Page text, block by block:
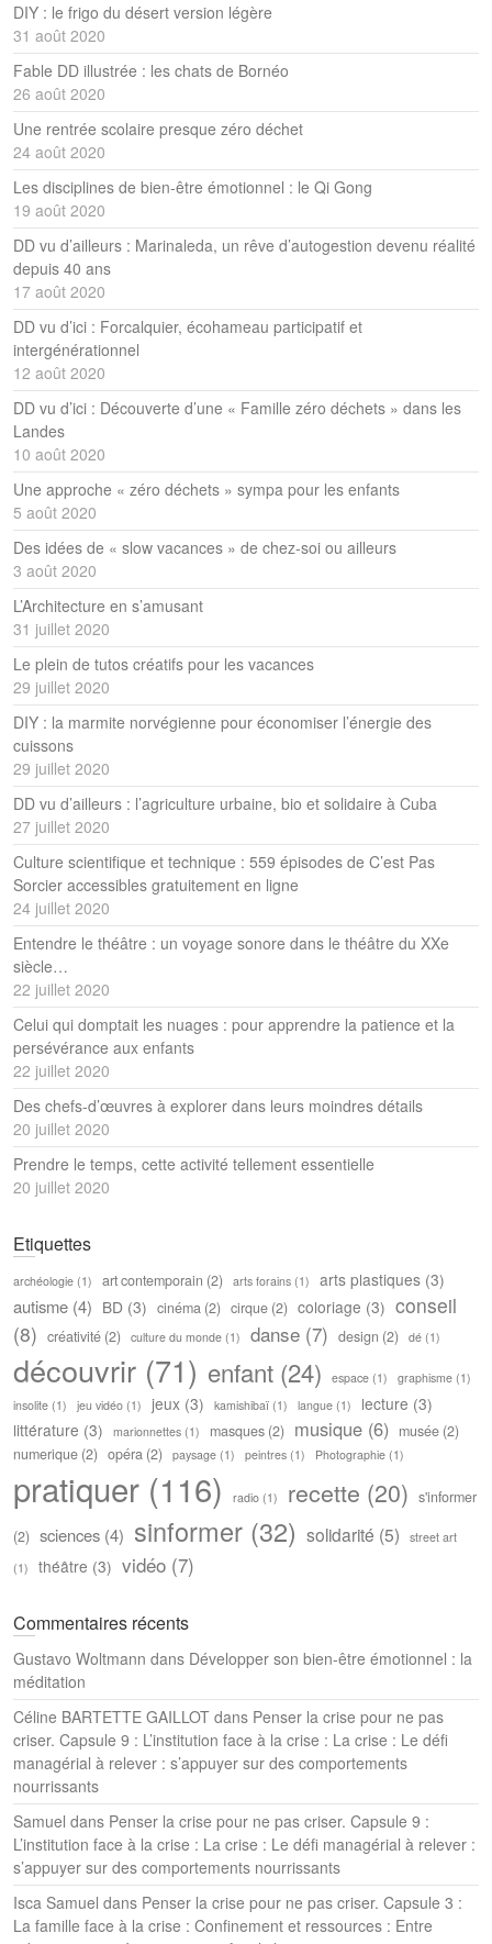
DIY : le frigo du désert version légère
31 août 2020
Fable DD illustrée : les chats de Bornéo
26 août 2020
Une rentrée scolaire presque zéro déchet
24 août 2020
Les disciplines de bien-être émotionnel : le Qi Gong
19 août 2020
DD vu d’ailleurs : Marinaleda, un rêve d’autogestion devenu réalité
depuis 40 ans
17 août 2020
DD vu d’ici : Forcalquier, écohameau participatif et
intergénérationnel
12 août 2020
DD vu d’ici : Découverte d’une « Famille zéro déchets » dans les
Landes
10 août 2020
Une approche « zéro déchets » sympa pour les enfants
5 août 2020
Des idées de « slow vacances » de chez-soi ou ailleurs
3 août 2020
L’Architecture en s’amusant
31 juillet 2020
Le plein de tutos créatifs pour les vacances
29 juillet 2020
DIY : la marmite norvégienne pour économiser l’énergie des
cuissons
29 juillet 2020
DD vu d’ailleurs : l’agriculture urbaine, bio et solidaire à Cuba
27 juillet 2020
Culture scientifique et technique : 559 épisodes de C’est Pas
Sorcier accessibles gratuitement en ligne
24 juillet 2020
Entendre le théâtre : un voyage sonore dans le théâtre du XXe
siècle…
22 juillet 2020
Celui qui domptait les nuages : pour apprendre la patience et la
persévérance aux enfants
22 juillet 2020
Des chefs-d’œuvres à explorer dans leurs moindres détails
20 juillet 2020
Prendre le temps, cette activité tellement essentielle
20 juillet 2020
Etiquettes
archéologie (1) art contemporain (2) arts forains (1) arts plastiques (3)
autisme (4) BD (3) cinéma (2) cirque (2) coloriage (3) conseil
(8) créativité (2) culture du monde (1) danse (7) design (2) dé (1)
découvrir (71) enfant (24) espace (1) graphisme (1)
insolite (1) jeu vidéo (1) jeux (3) kamishibaï (1) langue (1) lecture (3)
littérature (3) marionnettes (1) masques (2) musique (6) musée (2)
numerique (2) opéra (2) paysage (1) peintres (1) Photographie (1)
pratiquer (116) radio (1) recette (20) s'informer
(2) sciences (4) sinformer (32) solidarité (5)
street art
(1)
théâtre (3) vidéo (7)
Commentaires récents
Gustavo Woltmann dans Développer son bien-être émotionnel : la
méditation
Céline BARTETTE GAILLOT dans Penser la crise pour ne pas
criser. Capsule 9 : L’institution face à la crise : La crise : Le défi
managérial à relever : s’appuyer sur des comportements
nourrissants
Samuel dans Penser la crise pour ne pas criser. Capsule 9 :
L’institution face à la crise : La crise : Le défi managérial à relever :
s’appuyer sur des comportements nourrissants
Isca Samuel dans Penser la crise pour ne pas criser. Capsule 3 :
La famille face à la crise : Confinement et ressources : Entre